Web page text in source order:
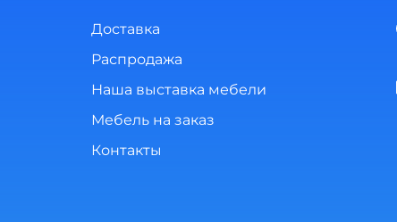
Доставка
Распродажа
Наша выставка мебели
Мебель на заказ
Контакты